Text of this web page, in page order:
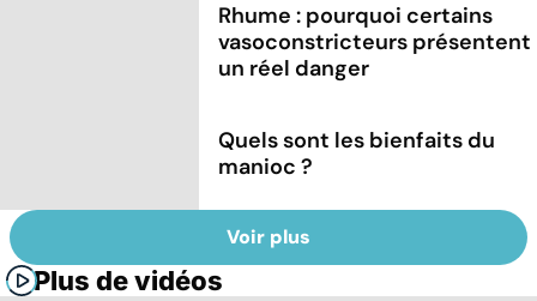
Rhume : pourquoi certains
vasoconstricteurs présentent
un réel danger
Quels sont les bienfaits du
manioc ?
Voir plus
Plus de vidéos